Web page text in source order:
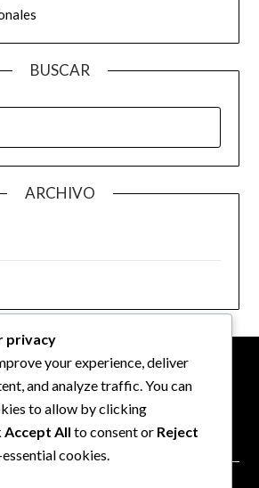
BUSCAR
ARCHIVO
privacy
your experience, deliver
and analyze traffic. You can
to allow by clicking
Accept All to consent or Reject
cookies.